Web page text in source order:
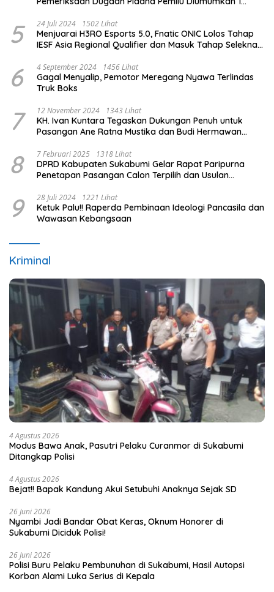
5 24 Juli 2024 1502 Lihat
Menjuarai H3RO Esports 5.0, Fnatic ONIC Lolos Tahap
IESF Asia Regional Qualifier dan Masuk Tahap Seleknas
6 4 September 2024 1456 Lihat
Gagal Menyalip, Pemotor Meregang Nyawa Terlindas
Truk Boks
7 12 November 2024 1343 Lihat
KH. Ivan Kuntara Tegaskan Dukungan Penuh untuk
Pasangan Ane Ratna Mustika dan Budi Hermawan
8 7 Februari 2025 1318 Lihat
DPRD Kabupaten Sukabumi Gelar Rapat Paripurna
Penetapan Pasangan Calon Terpilih dan Usulan
9 28 Juli 2024 1221 Lihat
Ketuk Palu!! Raperda Pembinaan Ideologi Pancasila dan
Wawasan Kebangsaan
Kriminal
4 Agustus 2026
Modus Bawa Anak, Pasutri Pelaku Curanmor di Sukabumi
Ditangkap Polisi
4 Agustus 2026
Bejat!! Bapak Kandung Akui Setubuhi Anaknya Sejak SD
26 Juni 2026
Nyambi Jadi Bandar Obat Keras, Oknum Honorer di
Sukabumi Diciduk Polisi!
26 Juni 2026
Polisi Buru Pelaku Pembunuhan di Sukabumi, Hasil Autopsi
Korban Alami Luka Serius di Kepala